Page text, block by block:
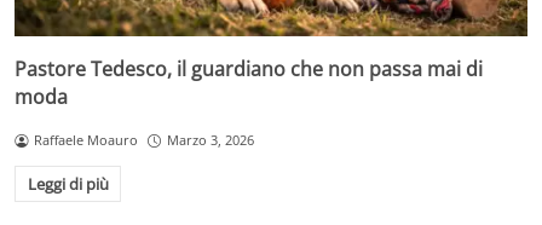
Pastore Tedesco, il guardiano che non passa mai di
moda
Raffaele Moauro Marzo 3, 2026
Leggi di più